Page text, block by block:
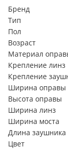
Бренд
Тип
Пол
Возраст
Материал
Крепление линз
Крепление
Ширина оправы
Высота оправы
Ширина линз
Ширина моста
Длина заушника
Цвет